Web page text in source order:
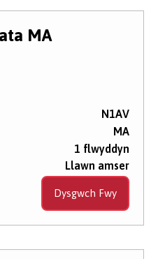
MA
N1AV
MA
1 flwyddyn
Llawn amser
Dysgwch Fwy